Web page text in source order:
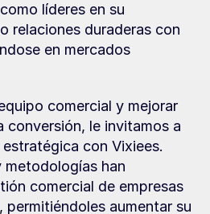
líderes en su
relaciones duraderas con
en mercados
comercial y mejorar
conversión, le invitamos a
con Vixiees.
metodologías han
comercial de empresas
permitiéndoles aumentar su